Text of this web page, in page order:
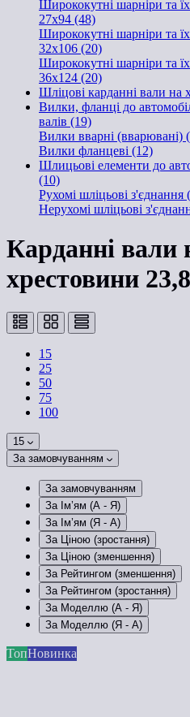
Ширококутні шарніри та
27x94 (48)
Ширококутні шарніри та
32x106 (20)
Ширококутні шарніри та
36x124 (20)
Шліцові карданні вали на
Вилки, фланці до
валів (19)
Вилки вварні (вварювані)
Вилки фланцеві (12)
Шлицьові елементи до
(10)
Рухомі шліцьові з'єднання
Нерухомі шліцьові
Карданні вали
хрестовини
15
25
50
75
100
15
За замовчуванням
За замовчуванням
За Ім’ям (A - Я)
За Ім’ям (Я - A)
За Ціною (зростання)
За Ціною (зменшення)
За Рейтингом (зменшення)
За Рейтингом (зростання)
За Моделлю (A - Я)
За Моделлю (Я - A)
ТопНовинка